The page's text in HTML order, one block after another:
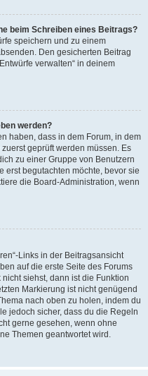
beim Schreiben eines Beitrags?
speichern und zu einem
Den gesicherten Beitrag
verwalten“ in deinem
werden?
haben, dass in dem Forum, in dem
geprüft werden müssen. Es
zu einer Gruppe von Benutzern
erst begutachten möchte, bevor sie
die Board-Administration, wenn
Links in der Beitragsansicht
auf die erste Seite des Forums
siehst, dann ist die Funktion
Markierung ist nicht genügend
nach oben zu holen, indem du
jedoch sicher, dass du die Regeln
gerne gesehen, wenn ohne
Themen geantwortet wird.